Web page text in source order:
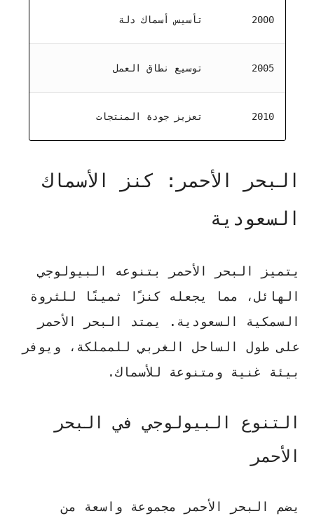
2000 تأسيس أسماك دلة
2005 توسيع نطاق العمل
2010 تعزيز جودة المنتجات
البحر الأحمر: كنز الأسماك
السعودية
يتميز البحر الأحمر بتنوعه البيولوجي
الهائل، مما يجعله كنزًا ثمينًا للثروة
السمكية السعودية. يمتد البحر الأحمر
على طول الساحل الغربي للمملكة، ويوفر
بيئة غنية ومتنوعة للأسماك.
التنوع البيولوجي في البحر
الأحمر
يضم البحر الأحمر مجموعة واسعة من